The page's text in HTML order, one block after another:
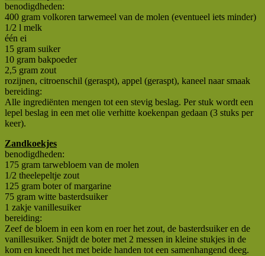
benodigdheden:
400 gram volkoren tarwemeel van de molen (eventueel iets minder)
1/2 l melk
één ei
15 gram suiker
10 gram bakpoeder
2,5 gram zout
rozijnen, citroenschil (geraspt), appel (geraspt), kaneel naar smaak
bereiding:
Alle ingrediënten mengen tot een stevig beslag. Per stuk wordt een
lepel beslag in een met olie verhitte koekenpan gedaan (3 stuks per
keer).
Zandkoekjes
benodigdheden:
175 gram tarwebloem van de molen
1/2 theelepeltje zout
125 gram boter of margarine
75 gram witte basterdsuiker
1 zakje vanillesuiker
bereiding:
Zeef de bloem in een kom en roer het zout, de basterdsuiker en de
vanillesuiker. Snijdt de boter met 2 messen in kleine stukjes in de
kom en kneedt het met beide handen tot een samenhangend deeg.